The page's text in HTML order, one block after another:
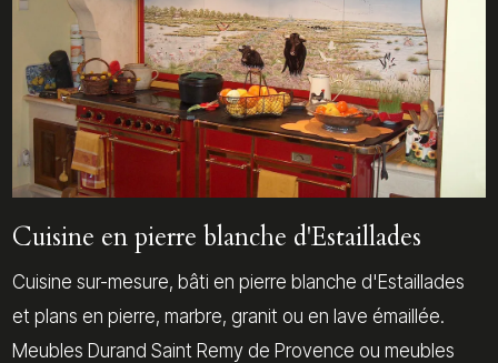
Cuisine en pierre blanche d'Estaillades
Cuisine sur-mesure, bâti en pierre blanche d'Estaillades
et plans en pierre, marbre, granit ou en lave émaillée.
Meubles Durand Saint Remy de Provence ou meubles